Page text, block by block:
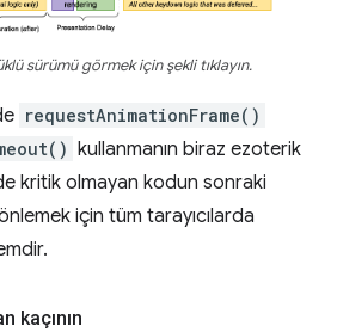
sürümü görmek için şekli tıklayın.
requestAnimationFrame()
kullanmanın biraz ezoterik
kritik olmayan kodun sonraki
için tüm tarayıcılarda
kaçının